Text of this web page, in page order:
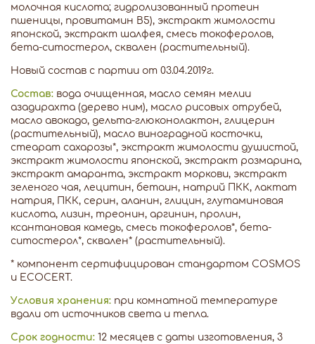
молочная кислота; гидролизованный протеин
пшеницы, провитамин В5), экстракт жимолости
японской, экстракт шалфея, смесь токоферолов,
бета-ситостерол, сквален (растительный).
Новый состав с партии от 03.04.2019г.
Состав: вода очищенная, масло семян мелии
азадирахта (дерево ним), масло рисовых отрубей,
масло авокадо, дельта-глюконолактон, глицерин
(растительный), масло виноградной косточки,
стеарат сахарозы*, экстракт жимолости душистой,
экстракт жимолости японской, экстракт розмарина,
экстракт амаранта, экстракт моркови, экстракт
зеленого чая, лецитин, бетаин, натрий ПКК, лактат
натрия, ПКК, серин, аланин, глицин, глутаминовая
кислота, лизин, треонин, аргинин, пролин,
ксантановая камедь, смесь токоферолов*, бета-
ситостерол*, сквален* (растительный).
* компонент сертифицирован стандартом COSMOS
и ECOCERT.
Условия хранения: при комнатной температуре
вдали от источников света и тепла.
Срок годности: 12 месяцев с даты изготовления, 3